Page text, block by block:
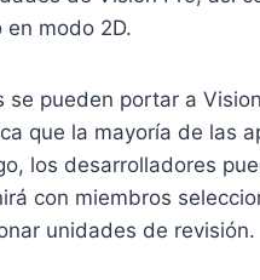
modo 2D.
se pueden portar a
que la mayoría de las
los desarrolladores
con miembros
unidades de revisión.